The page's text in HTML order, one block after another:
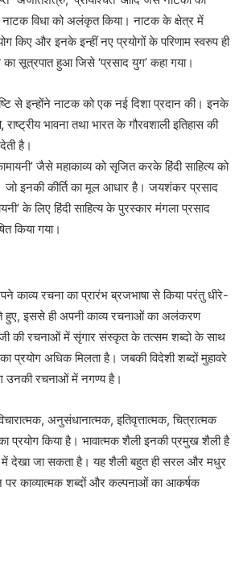
नाटक विधा को अलंकृत किया। नाटक के क्षेत्र में
किए और इनके इन्हीं नए प्रयोगों के परिणाम स्वरुप ही
सूत्रपात हुआ जिसे ‘प्रसाद युग’ कहा गया।
से इन्होंने नाटक को एक नई दिशा प्रदान की। इनके
राष्ट्रीय भावना तथा भारत के गौरवशाली इतिहास की
है।
जैसे महाकाव्य को सृजित करके हिंदी साहित्य को
जो इनकी कीर्ति का मूल आधार है। जयशंकर प्रसाद
के लिए हिंदी साहित्य के पुरस्कार मंगला प्रसाद
किया गया।
रचना का प्रारंभ ब्रजभाषा से किया परंतु धीरे-
हुए, इससे ही अपनी काव्य रचनाओं का अलंकरण
की रचनाओं में सृंगार संस्कृत के तत्सम शब्दो के साथ
प्रयोग अधिक मिलता है। जबकी विदेशी शब्दों मुहावरे
उनकी रचनाओं में नगण्य है।
अनुसंधानात्मक, इतिवृत्तात्मक, चित्रात्मक
प्रयोग किया है। भावात्मक शैली इनकी प्रमुख शैली है
देखा जा सकता है। यह शैली बहुत ही सरल और मधुर
पर काव्यात्मक शब्दों और कल्पनाओं का आकर्षक